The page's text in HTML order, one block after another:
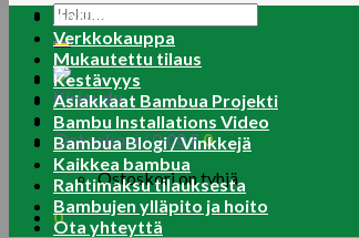
Etsi:
Kirjaudu
Ostoskori /0.00€0
Ostoskori on tyhjä.
0
Koti
Verkkokauppa
Mukautettu tilaus
Kestävyys
Asiakkaat Bambua Projekti
Bambu Installations Video
Bambua Blogi / Vinkkejä
Kaikkea bambua
Rahtimaksu tilauksesta
Bambujen ylläpito ja hoito
Ota yhteyttä